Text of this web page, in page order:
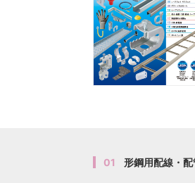
01 形鋼用配線・